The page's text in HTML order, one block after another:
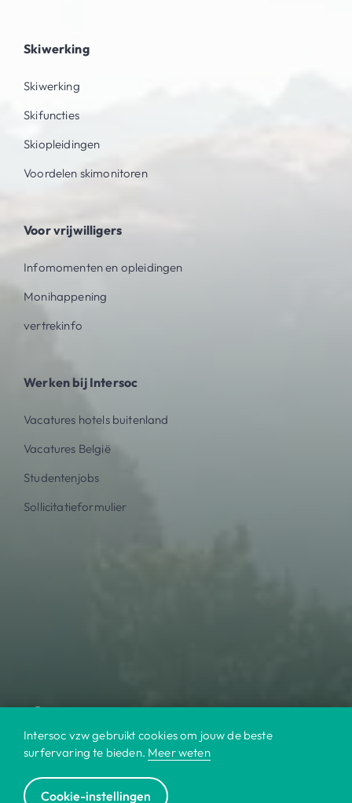
Skiwerking
Skiwerking
Skifuncties
Skiopleidingen
Voordelen skimonitoren
Voor vrijwilligers
Infomomenten en opleidingen
Monihappening
vertrekinfo
Werken bij Intersoc
Vacatures hotels buitenland
Vacatures België
Studentenjobs
Sollicitatieformulier
Intersoc vzw gebruikt cookies om jouw de beste
surfervaring te bieden. Meer weten
Cookie-instellingen